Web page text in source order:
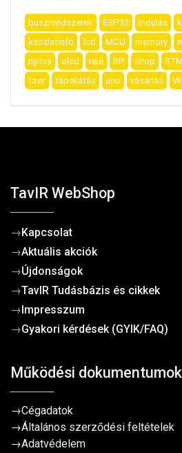
buszrendszerek ESP32 indulás
készletinfo
lcd MCU memory
nyitva
oled relé RP shop
tavir
tápellátás uno vásárlás
TavIR WebShop
→Kapcsolat
→Aktuális akciók
→Újdonságok
→TavIR Tudásbázis és cikkek
→ Impresszum
→Gyakori kérdések (GYIK/FAQ)
Működési dokumentumok
→Cégadatok
→Általános szerződési feltételek
→Adatvédelem